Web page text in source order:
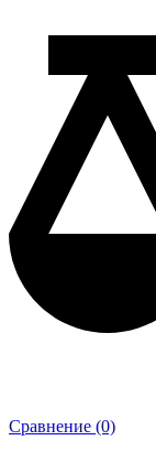
Сравнение (0)